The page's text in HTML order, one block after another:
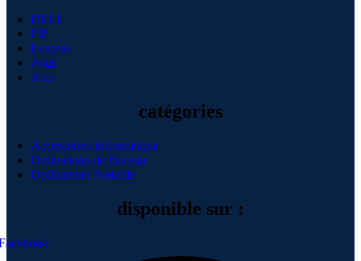
DELL
HP
Lenovo
Asus
Acer
catégories
Accessoires informatique
Ordinateurs de Bureau
Ordinateurs Portable
disponible sur :